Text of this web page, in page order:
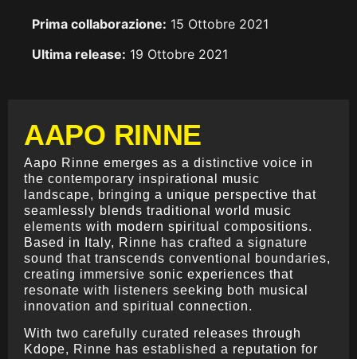
Prima collaborazione: 15 Ottobre 2021
Ultima release: 19 Ottobre 2021
AAPO RINNE
Aapo Rinne emerges as a distinctive voice in
the contemporary inspirational music
landscape, bringing a unique perspective that
seamlessly blends traditional world music
elements with modern spiritual compositions.
Based in Italy, Rinne has crafted a signature
sound that transcends conventional boundaries,
creating immersive sonic experiences that
resonate with listeners seeking both musical
innovation and spiritual connection.
With two carefully curated releases through
Kdope, Rinne has established a reputation for